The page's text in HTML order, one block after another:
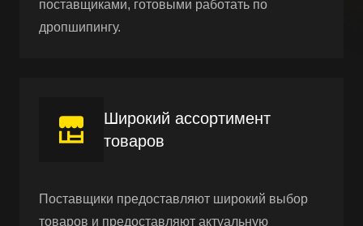
поставщиками, готовыми работать по
дропшипингу.
Широкий ассортимент
товаров
Поставщики предоставляют широкий выбор
товаров и предоставляют актуальную